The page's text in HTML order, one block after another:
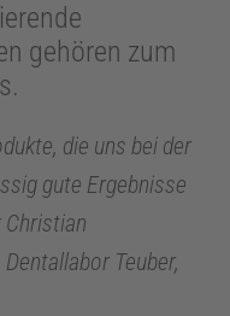
gehören zum
die uns bei der
gute Ergebnisse
Christian
Teuber,